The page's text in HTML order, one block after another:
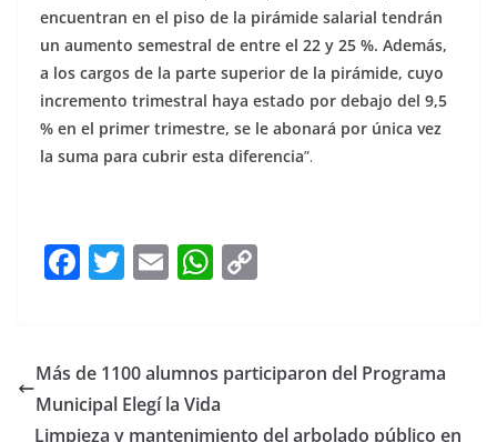
encuentran en el piso de la pirámide salarial tendrán
un aumento semestral de entre el 22 y 25 %. Además,
a los cargos de la parte superior de la pirámide, cuyo
incremento trimestral haya estado por debajo del 9,5
% en el primer trimestre, se le abonará por única vez
la suma para cubrir esta diferencia”.
F
b
o
T
er
E
l
W
s
A
y
Más de 1100 alumnos participaron del Programa
Municipal Elegí la Vida
Limpieza y mantenimiento del arbolado público en